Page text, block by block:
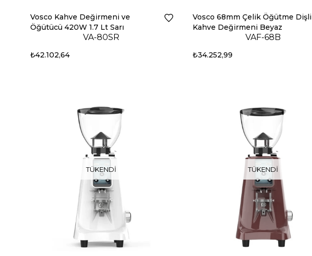
Vosco Kahve Değirmeni ve
Öğütücü 420W 1.7 Lt Sarı
VA-80SR
₺42.102,64
Vosco 68mm Çelik Öğütme Dişli
Kahve Değirmeni Beyaz
VAF-68B
₺34.252,99
TÜKENDI TÜKENDI